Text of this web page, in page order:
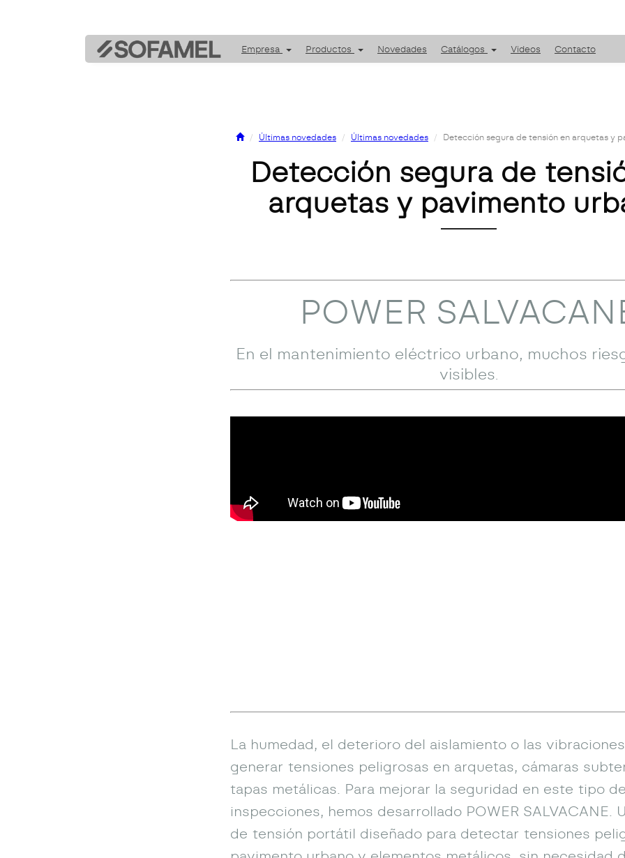
Empresa Productos Novedades Catálogos Videos Contacto
Últimas novedades Últimas novedades Detección segura de tensión en arquetas y
Detección segura de
arquetas y pavimento
POWER
En el mantenimiento eléctrico urbano, muchos
visibles
La humedad, el deterioro del aislamiento o las
generar tensiones peligrosas en arquetas, cámaras
tapas metálicas. Para mejorar la seguridad en este tipo de
inspecciones, hemos desarrollado POWER SALVACANE.
de tensión portátil diseñado para detectar tensiones